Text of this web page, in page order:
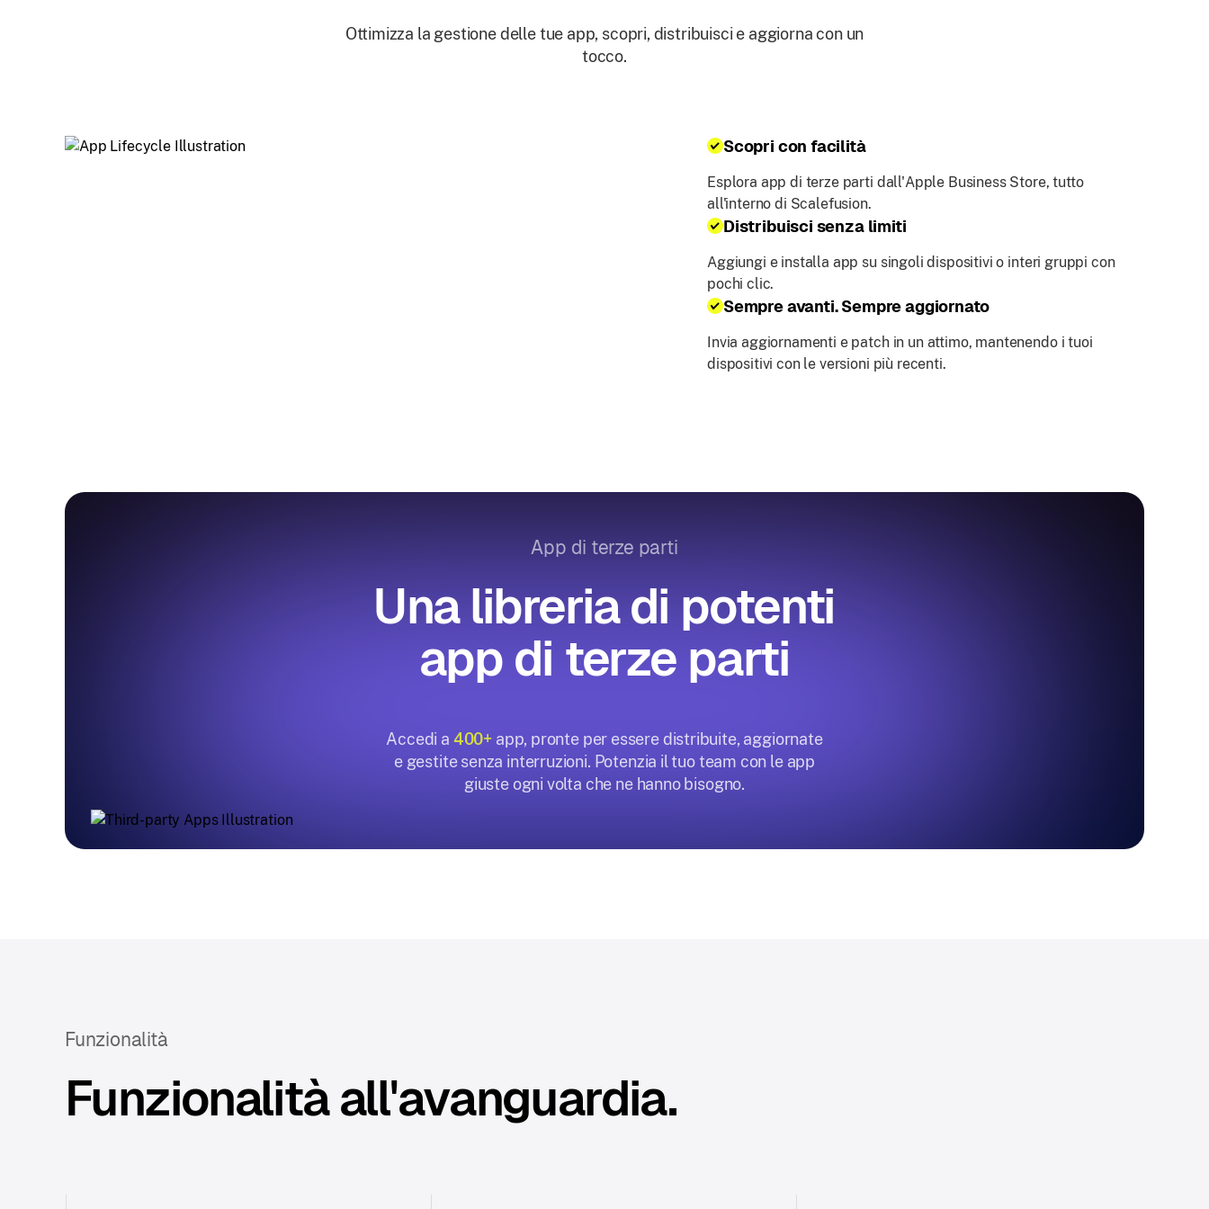
Ottimizza la gestione delle tue app, scopri, distribuisci e aggiorna con un
tocco.
Scopri con facilità
Esplora app di terze parti dall'Apple Business Store, tutto
all'interno di Scalefusion.
Distribuisci senza limiti
Aggiungi e installa app su singoli dispositivi o interi gruppi con
pochi clic.
Sempre avanti. Sempre aggiornato
Invia aggiornamenti e patch in un attimo, mantenendo i tuoi
dispositivi con le versioni più recenti.
App di terze parti
Una libreria di potenti
app di terze parti
Accedi a 400+ app, pronte per essere distribuite, aggiornate
e gestite senza interruzioni. Potenzia il tuo team con le app
giuste ogni volta che ne hanno bisogno.
Funzionalità
Funzionalità all'avanguardia.